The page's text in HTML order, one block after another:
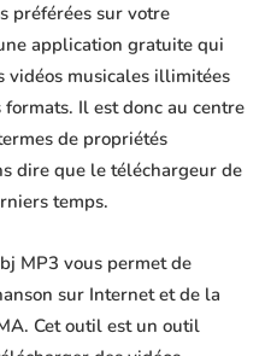
préférées sur votre
application gratuite qui
vidéos musicales illimitées
Il est donc au centre
de propriétés
dire que le téléchargeur de
temps.
MP3 vous permet de
sur Internet et de la
Cet outil est un outil